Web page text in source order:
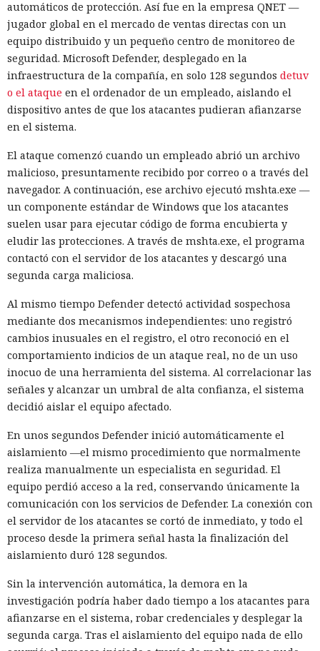
automáticos de protección. Así fue en la empresa QNET —
jugador global en el mercado de ventas directas con un
equipo distribuido y un pequeño centro de monitoreo de
seguridad. Microsoft Defender, desplegado en la
infraestructura de la compañía, en solo 128 segundos detuv
o el ataque en el ordenador de un empleado, aislando el
dispositivo antes de que los atacantes pudieran afianzarse
en el sistema.
El ataque comenzó cuando un empleado abrió un archivo
malicioso, presuntamente recibido por correo o a través del
navegador. A continuación, ese archivo ejecutó mshta.exe —
un componente estándar de Windows que los atacantes
suelen usar para ejecutar código de forma encubierta y
eludir las protecciones. A través de mshta.exe, el programa
contactó con el servidor de los atacantes y descargó una
segunda carga maliciosa.
Al mismo tiempo Defender detectó actividad sospechosa
mediante dos mecanismos independientes: uno registró
cambios inusuales en el registro, el otro reconoció en el
comportamiento indicios de un ataque real, no de un uso
inocuo de una herramienta del sistema. Al correlacionar las
señales y alcanzar un umbral de alta confianza, el sistema
decidió aislar el equipo afectado.
En unos segundos Defender inició automáticamente el
aislamiento —el mismo procedimiento que normalmente
realiza manualmente un especialista en seguridad. El
equipo perdió acceso a la red, conservando únicamente la
comunicación con los servicios de Defender. La conexión con
el servidor de los atacantes se cortó de inmediato, y todo el
proceso desde la primera señal hasta la finalización del
aislamiento duró 128 segundos.
Sin la intervención automática, la demora en la
investigación podría haber dado tiempo a los atacantes para
afianzarse en el sistema, robar credenciales y desplegar la
segunda carga. Tras el aislamiento del equipo nada de ello